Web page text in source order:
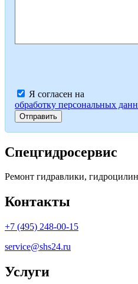
Я согласен на
обработку персональных
Спецгидросервис
Ремонт гидравлики,
Контакты
+7 (495) 248-00-15
service@shs24.ru
Услуги